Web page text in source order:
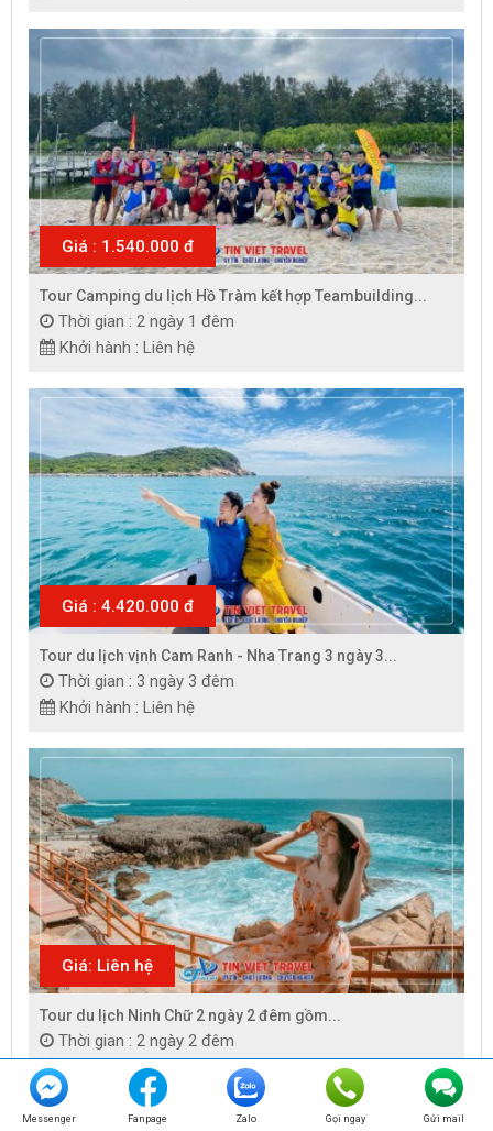
Giá : 1.540.000 đ
Tour Camping du lịch Hồ Tràm kết hợp Teambuilding...
Thời gian : 2 ngày 1 đêm
Khởi hành : Liên hệ
Giá : 4.420.000 đ
Tour du lịch vịnh Cam Ranh - Nha Trang 3 ngày 3...
Thời gian : 3 ngày 3 đêm
Khởi hành : Liên hệ
Giá: Liên hệ
Tour du lịch Ninh Chữ 2 ngày 2 đêm gồm...
Thời gian : 2 ngày 2 đêm
Khởi hành : Liên hệ
Messenger Fanpage Zalo Gọi ngay Gửi mail